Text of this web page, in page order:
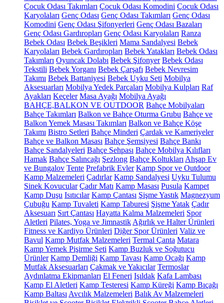
Çocuk Odası Takımları Çocuk Odası Komodini Çocuk Odası
Karyolaları Genç Odası Genç Odası Takımları Genç Odası
Komodini Genç Odası Şifonyerleri Genç Odası Bazaları
Genç Odası Gardıropları Genç Odası Karyolaları Ranza
Bebek Odası Bebek Beşikleri Mama Sandalyesi Bebek
Karyolaları Bebek Gardıropları Bebek Yatakları Bebek Odası
Takımları Oyuncak Dolabı Bebek Şifonyer Bebek Odası
Tekstili Bebek Yorganı Bebek Çarşafı Bebek Nevresim
Takımı Bebek Battaniyesi Bebek Uyku Seti Mobilya
Aksesuarları Mobilya Yedek Parçaları Mobilya Kulpları Raf
Ayakları Keçeler Masa Ayağı Mobilya Ayağı
BAHÇE,BALKON VE OUTDOOR Bahçe Mobilyaları
Bahçe Takımları Balkon ve Bahçe Oturma Grubu Bahçe ve
Balkon Yemek Masası Takımları Balkon ve Bahçe Köşe
Takımı Bistro Setleri Bahçe Minderi Çardak ve Kameriyeler
Bahçe ve Balkon Masası Bahçe Şemsiyesi Bahçe Bankı
Bahçe Sandalyeleri Bahçe Sehpası Bahçe Mobilya Kılıfları
Hamak Bahçe Salıncağı Şezlong Bahçe Koltukları Ahşap Ev
ve Bungalov Tente Prefabrik Evler Kamp Spor ve Outdoor
Kamp Malzemeleri Çadırlar Kamp Sandalyesi Uyku Tulumu
Sinek Kovucular Çadır Matı Kamp Masası Pusula Kampet
Kamp Duşu Isıtıcılar Kamp Çantası Şişme Yastık Magnezyum
Çubuğu Kamp Tuvaleti Kamp Taburesi Şişme Yatak Çadır
Aksesuarı Sırt Çantası Hayatta Kalma Malzemeleri Spor
Aletleri Pilates, Yoga ve Jimnastik Ağırlık ve Halter Ürünleri
Fitness ve Kardiyo Ürünleri Diğer Spor Ürünleri Valiz ve
Bavul Kamp Mutfak Malzemeleri Termal Çanta Matara
Kamp Yemek Pişirme Seti Kamp Buzluk ve Soğutucu
Ürünler Kamp Demliği Kamp Tavası Kamp Ocağı Kamp
Mutfak Aksesuarları Çakmak ve Yakıcılar Termoslar
Aydınlatma Ekipmanları El Feneri Işıldak Kafa Lambası
Kamp El Aletleri Kamp Testeresi Kamp Küreği Kamp Bıçağı
Kamp Baltası Avcılık Malzemeleri Balık Av Malzemeleri